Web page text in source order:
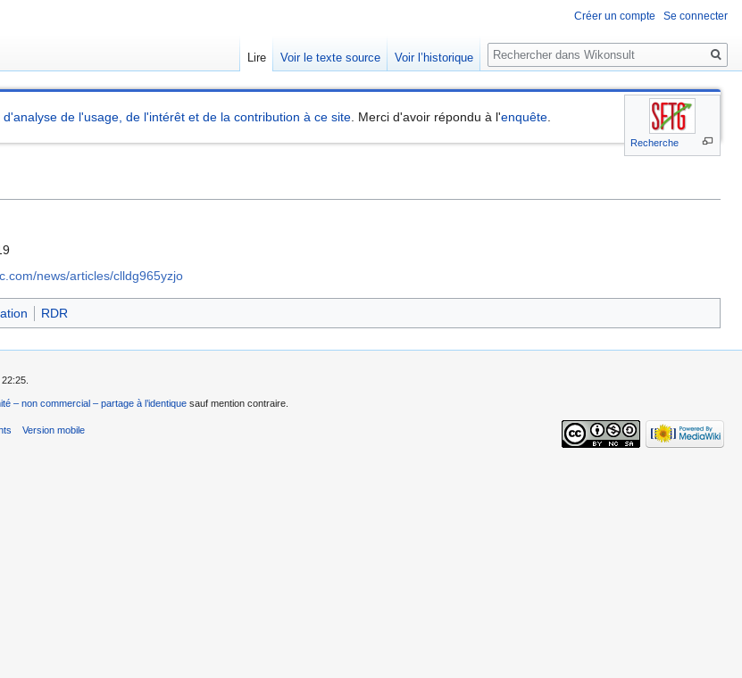
Recherche
d'analyse de l'usage, de l'intérêt et de la contribution à ce site . Merci d'avoir répondu à l'enquête
news/articles/clldg965yzjo
RDR
Créer un compte Se connecter
Lire Voir le texte source Voir l’historique
Rechercher
– non commercial – partage à l’identique sauf mention contraire.
Version mobile